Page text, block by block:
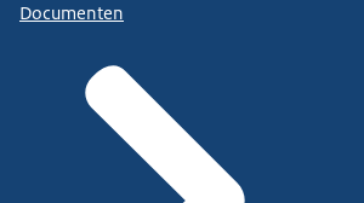
Documenten